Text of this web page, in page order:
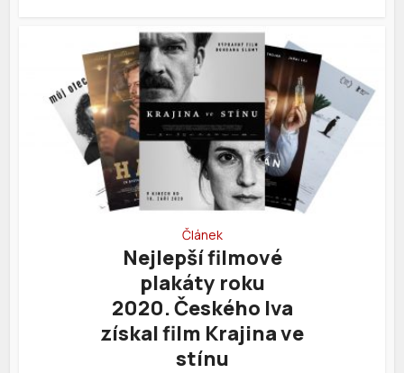
Článek
Nejlepší filmové
plakáty roku
2020. Českého lva
získal film Krajina ve
stínu